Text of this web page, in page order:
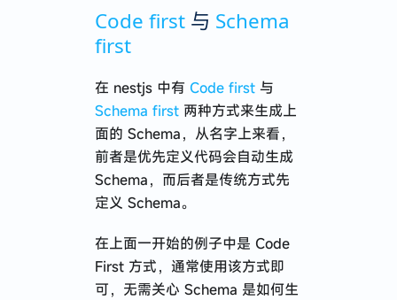
Code first与 Schema
first
在 nestjs 中有 Code first与
Schema first两种方式来生成上
面的 Schema，从名字上来看，
前者是优先定义代码会自动生成
Schema，而后者是传统方式先
定义 Schema。
在上面一开始的例子中是 Code
First 方式，通常使用该方式即
可，无需关心 Schema 是如何生